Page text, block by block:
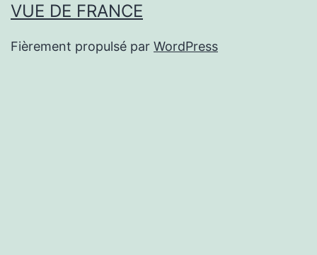
VUE DE FRANCE
Fièrement propulsé par WordPress